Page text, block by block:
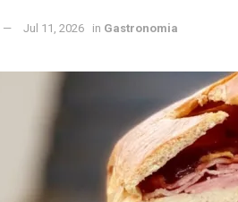
Jul 11, 2026 in Gastronomia